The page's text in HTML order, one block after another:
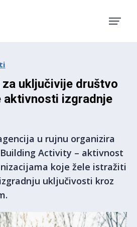
uključivije društvo
aktivnosti izgradnje
u rujnu organizira
Activity – aktivnost
koje žele istražiti
uključivosti kroz